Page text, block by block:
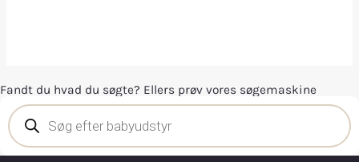
Fandt du hvad du søgte? Ellers prøv vores søgemaskine